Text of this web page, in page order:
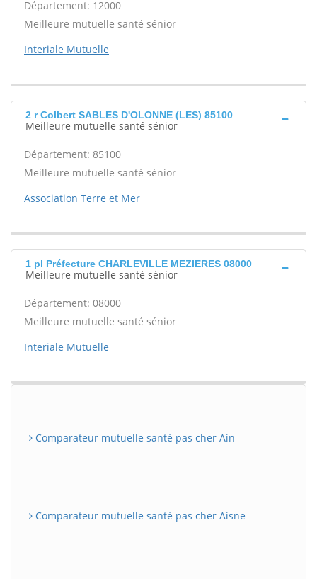
Département: 12000
Meilleure mutuelle santé sénior
Interiale Mutuelle
2 r Colbert SABLES D'OLONNE (LES) 85100
Meilleure mutuelle santé sénior
Département: 85100
Meilleure mutuelle santé sénior
Association Terre et Mer
1 pl Préfecture CHARLEVILLE MEZIERES 08000
Meilleure mutuelle santé sénior
Département: 08000
Meilleure mutuelle santé sénior
Interiale Mutuelle
Comparateur mutuelle santé pas cher Ain
Comparateur mutuelle santé pas cher Aisne